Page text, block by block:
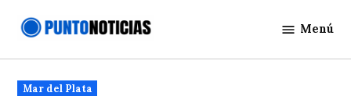
Noticias
Menú
Publicado
en
Mar del Plata